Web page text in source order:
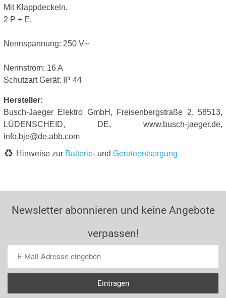
Mit Klappdeckeln.
2 P + E,
Nennspannung: 250 V~
Nennstrom: 16 A
Schutzart Gerät: IP 44
Hersteller:
Busch-Jaeger Elektro GmbH, Freisenbergstraße 2, 58513,
LÜDENSCHEID, DE, www.busch-jaeger.de,
info.bje@de.abb.com
Hinweise zur Batterie- und Geräteentsorgung
Newsletter abonnieren und keine Angebote
verpassen!